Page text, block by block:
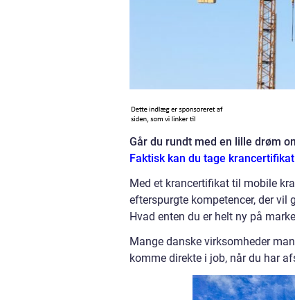
Går du rundt med en lille drøm
Faktisk kan du tage
Med et krancertifikat til mobile
efterspurgte kompetencer, der vil
Hvad enten du er helt ny på
Mange danske virksomheder
komme direkte i job, når du har